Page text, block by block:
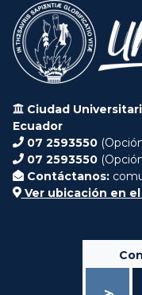
Ciudad
Ecuador
07 2593550
07 2593550
Contáctanos:
Ver ubicación en el